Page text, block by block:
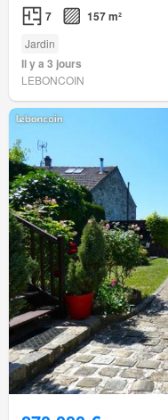
7 157 m²
Jardin
Il y a 3 jours
LEBONCOIN